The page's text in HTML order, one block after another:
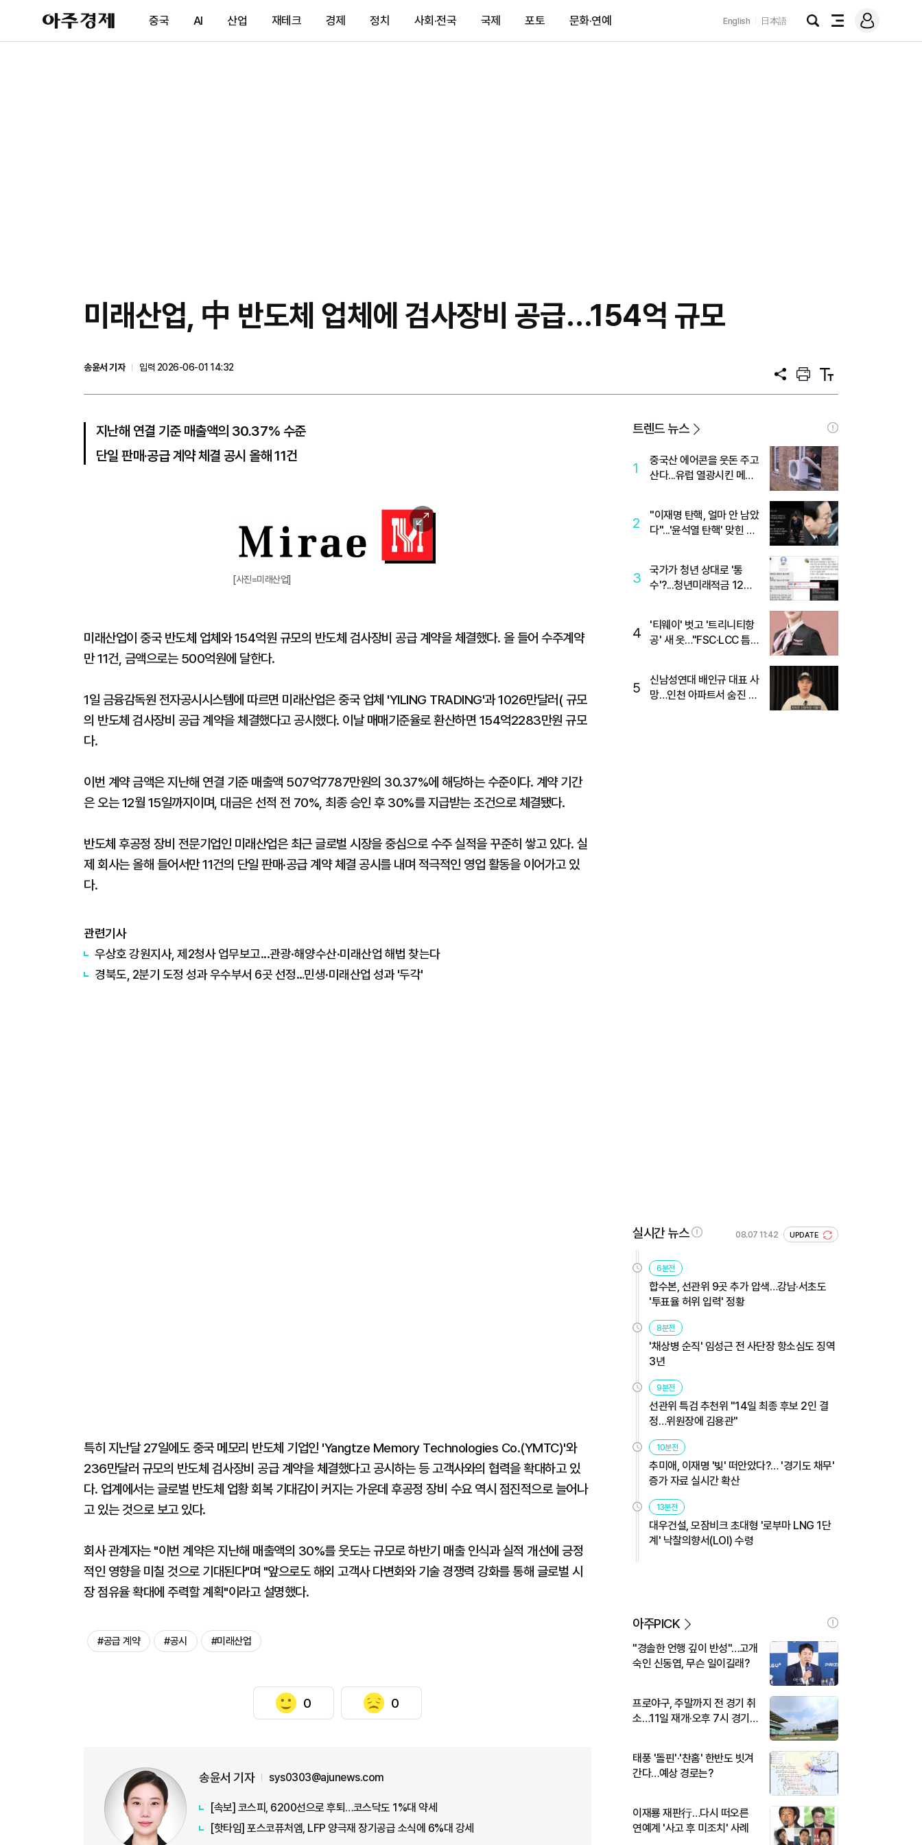
아
주
제
중국 AI 산업 재테크 경제 정치 사회·전국 국제 포토 문화·연예 English 日本語
검
전
메
그
미래산업, 中 반도체 업체에 검사장비 공급…154억 규모
송윤서 기자
입력 2026-06-01 14:32
공
프
트
텍
트
지난해 연결 기준 매출액의 30.37% 수준
단일 판매·공급 계약 체결 공시 올해 11건
이
미
지
[사진=미래산업]
미래산업이 중국 반도체 업체와 154억원 규모의 반도체 검사장비 공급 계약을 체결했다. 올 들어 수주계약
만 11건, 금액으로는 500억원에 달한다.
1일 금융감독원 전자공시시스템에 따르면 미래산업은 중국 업체 'YILING TRADING'과 1026만달러( 규모
의 반도체 검사장비 공급 계약을 체결했다고 공시했다. 이날 매매기준율로 환산하면 154억2283만원 규모
다.
이번 계약 금액은 지난해 연결 기준 매출액 507억7787만원의 30.37%에 해당하는 수준이다. 계약 기간
은 오는 12월 15일까지이며, 대금은 선적 전 70%, 최종 승인 후 30%를 지급받는 조건으로 체결됐다.
반도체 후공정 장비 전문기업인 미래산업은 최근 글로벌 시장을 중심으로 수주 실적을 꾸준히 쌓고 있다. 실
제 회사는 올해 들어서만 11건의 단일 판매·공급 계약 체결 공시를 내며 적극적인 영업 활동을 이어가고 있
다.
관련기사
우상호 강원지사, 제2청사 업무보고...관광·해양수산·미래산업 해법 찾는다
경북도, 2분기 도정 성과 우수부서 6곳 선정…민생·미래산업 성과 '두각'
특히 지난달 27일에도 중국 메모리 반도체 기업인 'Yangtze Memory Technologies Co.(YMTC)'와
236만달러 규모의 반도체 검사장비 공급 계약을 체결했다고 공시하는 등 고객사와의 협력을 확대하고 있
다. 업계에서는 글로벌 반도체 업황 회복 기대감이 커지는 가운데 후공정 장비 수요 역시 점진적으로 늘어나
고 있는 것으로 보고 있다.
회사 관계자는 "이번 계약은 지난해 매출액의 30%를 웃도는 규모로 하반기 매출 인식과 실적 개선에 긍정
적인 영향을 미칠 것으로 기대된다"며 "앞으로도 해외 고객사 다변화와 기술 경쟁력 강화를 통해 글로벌 시
장 점유율 확대에 주력할 계획"이라고 설명했다.
#공급 계약 #공시 #미래산업
0 0
송윤서 기자 sys0303@ajunews.com
[속보] 코스피, 6200선으로 후퇴…코스닥도 1%대 약세
[핫타임] 포스코퓨처엠, LFP 양극재 장기공급 소식에 6%대 강세
트렌드 뉴스
1
중국산 에어콘을 웃돈 주고
산다...유럽 열광시킨 메이
2
"이재명 탄핵, 얼마 안 남았
다"...'윤석열 탄핵' 맞힌 무
3
국가가 청년 상대로 '통
수'?...청년미래적금 12%
4
'티웨이' 벗고 '트리니티항
공' 새 옷…"FSC·LCC 틈
5
신남성연대 배인규 대표 사
망…인천 아파트서 숨진 채
실시간 뉴스 08.07 11:42 UPDATE
6분전
합수본, 선관위 9곳 추가 압색…강남·서초도
'투표율 허위 입력' 정황
8분전
'채상병 순직' 임성근 전 사단장 항소심도 징역
3년
9분전
선관위 특검 추천위 "14일 최종 후보 2인 결
정…위원장에 김용관"
10분전
추미애, 이재명 '빚' 떠안았다?… '경기도 채무'
증가 자료 실시간 확산
13분전
대우건설, 모잠비크 초대형 '로부마 LNG 1단
계' 낙찰의향서(LOI) 수령
아주PICK
"경솔한 언행 깊이 반성"…고개
숙인 신동엽, 무슨 일이길래?
프로야구, 주말까지 전 경기 취
소…11일 재개·오후 7시 경기
태풍 '돌핀'·'찬홈' 한반도 빗겨
간다…예상 경로는?
이재룡 재판行…다시 떠오른
연예계 '사고 후 미조치' 사례